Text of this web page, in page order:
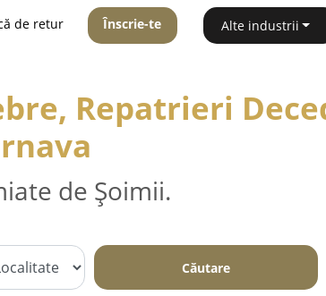
de retur Înscrie-te Alte industrii
Repatrieri
de Șoimii.
Căutare